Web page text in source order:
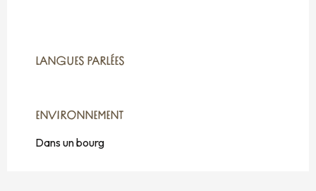
LANGUES PARLÉES
LANGUES PARLÉES
ENVIRONNEMENT
ENVIRONNEMENT
Dans un bourg